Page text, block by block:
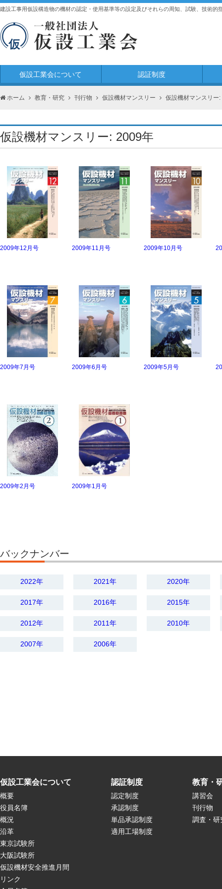
建設工事用仮設構造物の機材の認定・使用基準等の設定及びそれらの周知、試験、技術的
仮設工業会について 認証制度
ホーム 教育・研究 刊行物 仮設機材マンスリー 仮設機材マンスリー
仮設機材マンスリー: 2009年
2009年12月号 2009年11月号 2009年10月号
2009年7月号 2009年6月号 2009年5月号
2009年2月号 2009年1月号
バックナンバー
2022年 2021年 2020年
2017年 2016年 2015年
2012年 2011年 2010年
2007年 2006年
仮設工業会について
概要
役員名簿
概況
沿革
東京試験所
大阪試験所
仮設機材安全推進月間
リンク
認証制度
認定制度
承認制度
単品承認制度
適用工場制度
教育・
講習会
刊行物
調査・研